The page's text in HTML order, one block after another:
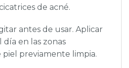
de acné.
antes de usar. Aplicar
día en las zonas
piel previamente limpia.